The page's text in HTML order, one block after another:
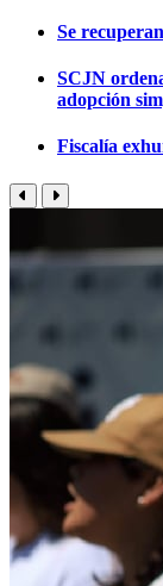
Se
SCJN
adopción
Fiscalía